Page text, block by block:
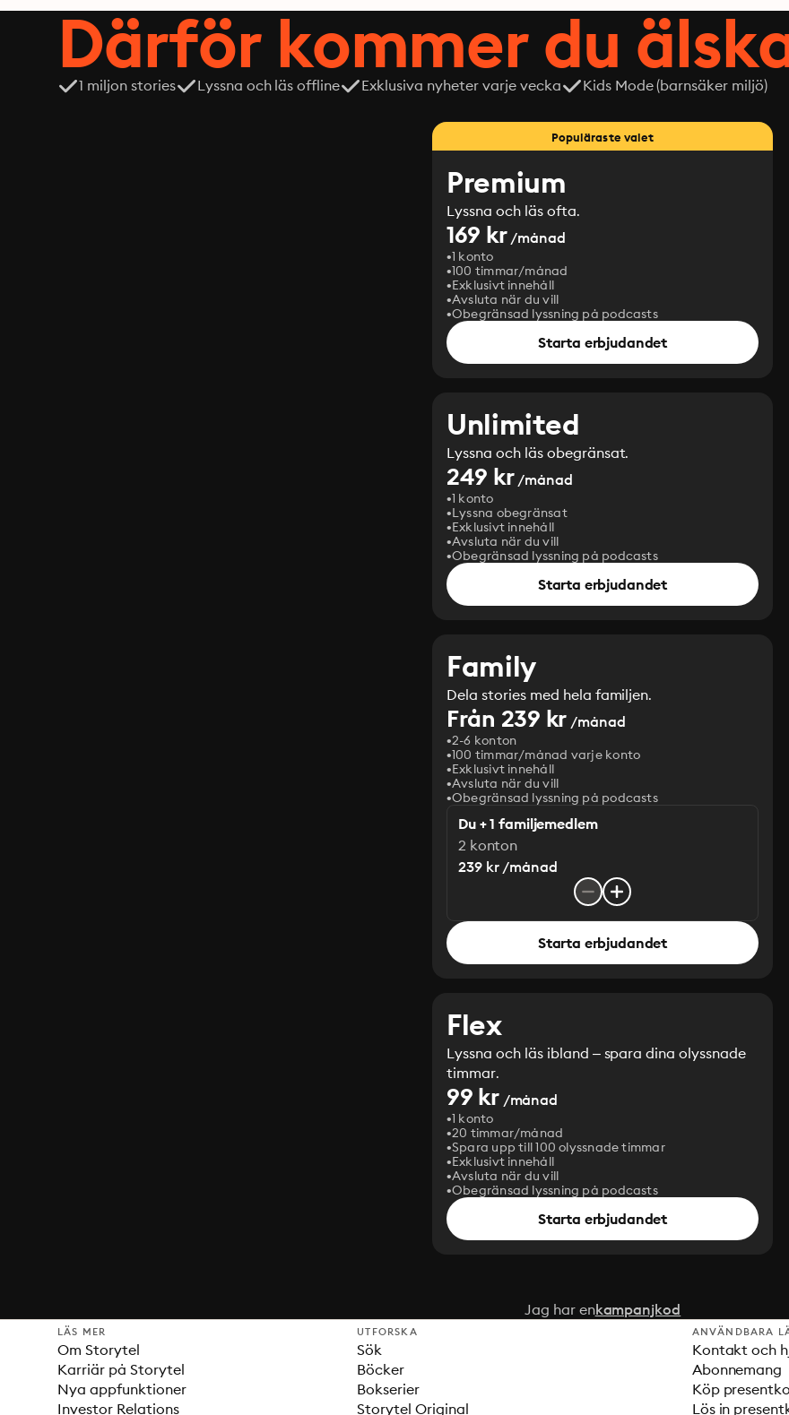
Därför kommer du
1 miljon stories Lyssna och läs offline Exklusiva nyheter varje vecka Kids Mode (barnsäker miljö)
Populäraste valet
Premium
Lyssna och läs ofta.
169 kr/månad
1 konto
100 timmar/månad
Exklusivt innehåll
Avsluta när du vill
Obegränsad lyssning på podcasts
Starta erbjudandet
Unlimited
Lyssna och läs obegränsat.
249 kr/månad
1 konto
Lyssna obegränsat
Exklusivt innehåll
Avsluta när du vill
Obegränsad lyssning på podcasts
Starta erbjudandet
Family
Dela stories med hela familjen.
Från 239 kr /månad
2-6 konton
100 timmar/månad varje konto
Exklusivt innehåll
Avsluta när du vill
Obegränsad lyssning på podcasts
Du + 1 familjemedlem
2 konton
239 kr /månad
Starta erbjudandet
Flex
Lyssna och läs ibland – spara dina olyssnade
timmar.
99 kr/månad
1 konto
20 timmar/månad
Spara upp till 100 olyssnade timmar
Exklusivt innehåll
Avsluta när du vill
Obegränsad lyssning på podcasts
Starta erbjudandet
Jag har enkampanjkod
LÄS MER
Om Storytel
Karriär på Storytel
Nya appfunktioner
Investor Relations
UTFORSKA
Sök
Böcker
Bokserier
Storytel Original
ANVÄNDBARA
Kontakt och
Abonnemang
Köp
Lös in